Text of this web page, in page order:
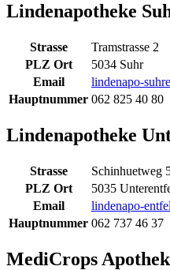
Lindenapotheke
Strasse
Tramstrasse 2
PLZ Ort
5034 Suhr
Email
lindenapo-
Hauptnummer 062 825 40 80
Lindenapotheke
Strasse
Schinhuetweg
PLZ Ort
5035
Email
lindenapo-
Hauptnummer 062 737 46 37
MediCrops